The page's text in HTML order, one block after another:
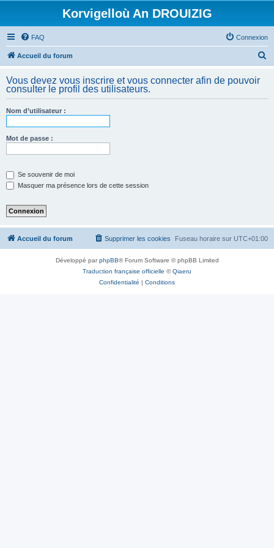
Korvigelloù An DROUIZIG
FAQ Connexion
Accueil du forum
h
Vous devez vous inscrire et vous connecter afin de pouvoir
consulter le profil des utilisateurs.
Nom d’utilisateur :
Mot de passe :
Se souvenir de moi
Masquer ma présence lors de cette session
Accueil du forum Fuseau horaire sur UTC+01:00
Supprimer les cookies
Développé parphpBB® Forum Software © phpBB Limited
Traduction française officielle ©Qiaeru
Confidentialité | Conditions